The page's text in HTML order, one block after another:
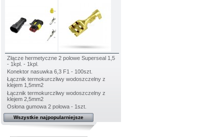
Złącze hermetyczne 2 polowe Superseal 1,5
- 1kpl. - 1kpl.
Konektor nasuwka 6,3 F1 - 100szt.
Łącznik termokurczliwy wodoszczelny z
klejem 1,5mm2
Łącznik termokurczliwy wodoszczelny z
klejem 2,5mm2
Osłona gumowa 2 polowa - 1szt.
Wszystkie najpopularniejsze